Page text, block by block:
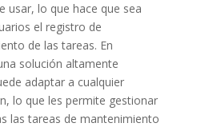
usar, lo que hace que sea
el registro de
de las tareas. En
solución altamente
adaptar a cualquier
lo que les permite gestionar
las tareas de mantenimiento